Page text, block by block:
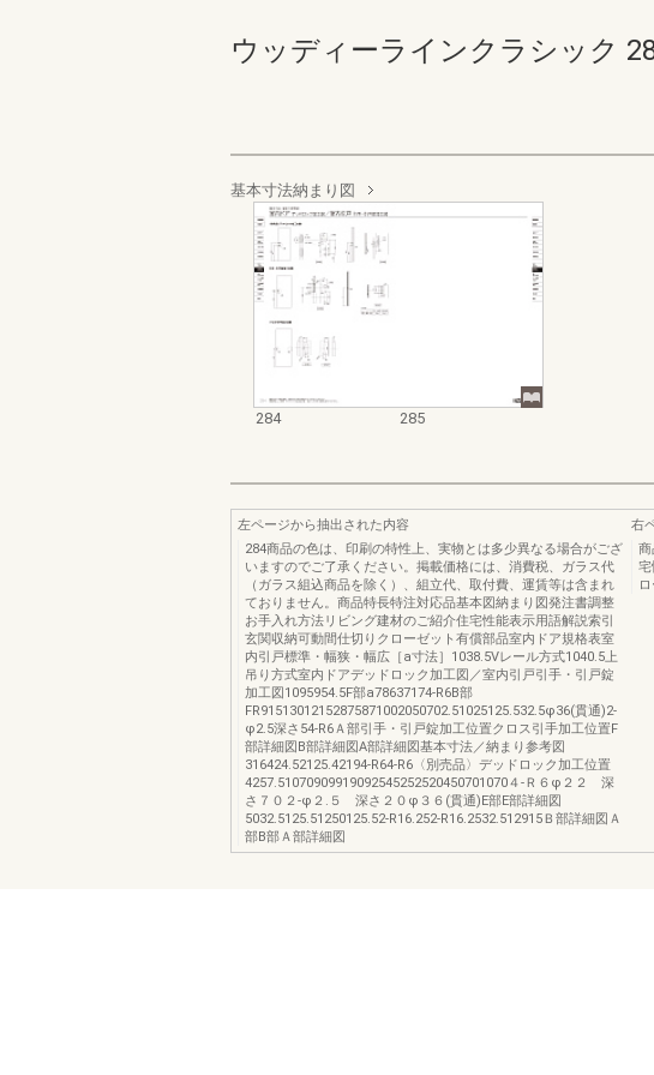
ウッディーラインクラシック
基本寸法納まり図
284 285
左ページから抽出された内容
284商品の色は、印刷の特性上、実物とは多少異なる場合がござ
いますのでご了承ください。掲載価格には、消費税、ガラス代
（ガラス組込商品を除く）、組立代、取付費、運賃等は含まれ
ておりません。商品特長特注対応品基本図納まり図発注書調整
お手入れ方法リビング建材のご紹介住宅性能表示用語解説索引
玄関収納可動間仕切りクローゼット有償部品室内ドア規格表室
内引戸標準・幅狭・幅広［a寸法］1038.5Vレール方式1040.5上
吊り方式室内ドアデッドロック加工図／室内引戸引手・引戸錠
加工図1095954.5F部a78637174-R6B部
FR91513012152875871002050702.51025125.532.5φ36(貫通)2-
φ2.5深さ54-R6Ａ部引手・引戸錠加工位置クロス引手加工位置F
部詳細図B部詳細図A部詳細図基本寸法／納まり参考図
316424.52125.42194-R64-R6〈別売品〉デッドロック加工位置
4257.51070909919092545252520450701070４-Ｒ６φ２２ 深
さ７０２-φ２.５ 深さ２０φ３６(貫通)E部E部詳細図
5032.5125.51250125.52-R16.252-R16.2532.512915Ｂ部詳細図Ａ
部B部Ａ部詳細図
右
商
宅